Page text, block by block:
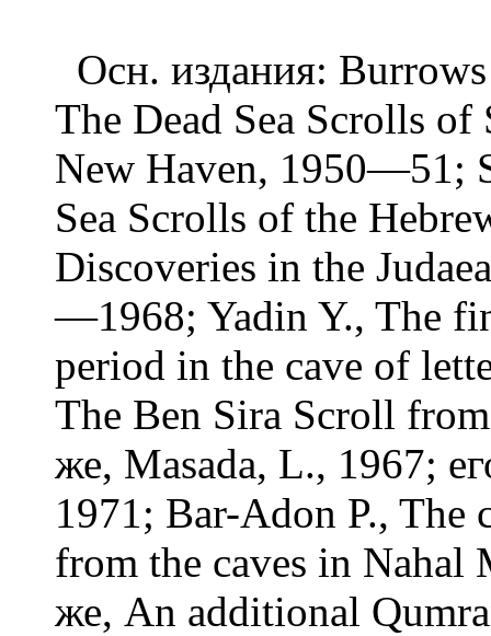
Осн. издания:
The Dead Sea Scrolls
New Haven, 1950—51;
Sea Scrolls of the
Discoveries in the
—1968; Yadin Y., The
period in the cave of
The Ben Sira Scroll
же, Masada, L., 1967;
1971; Bar-Adon P., The
from the caves in Nahal
же, An additional